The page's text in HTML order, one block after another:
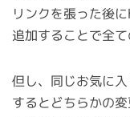
リンクを張った後
追加することで全て
但し、同じお気に
するとどちらかの